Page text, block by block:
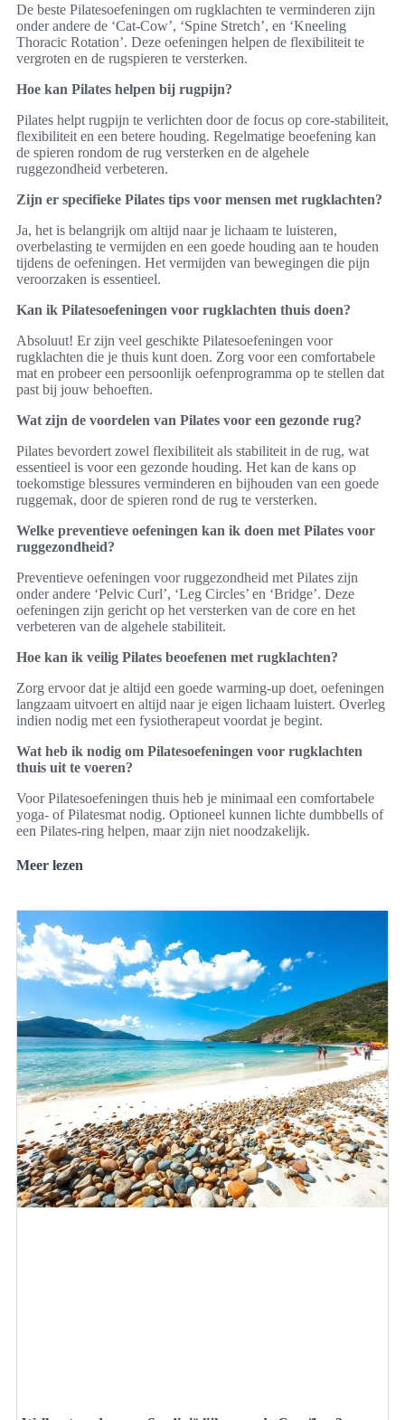
De beste Pilatesoefeningen om rugklachten te verminderen zijn
onder andere de ‘Cat-Cow’, ‘Spine Stretch’, en ‘Kneeling
Thoracic Rotation’. Deze oefeningen helpen de flexibiliteit te
vergroten en de rugspieren te versterken.
Hoe kan Pilates helpen bij rugpijn?
Pilates helpt rugpijn te verlichten door de focus op core-stabiliteit,
flexibiliteit en een betere houding. Regelmatige beoefening kan
de spieren rondom de rug versterken en de algehele
ruggezondheid verbeteren.
Zijn er specifieke Pilates tips voor mensen met rugklachten?
Ja, het is belangrijk om altijd naar je lichaam te luisteren,
overbelasting te vermijden en een goede houding aan te houden
tijdens de oefeningen. Het vermijden van bewegingen die pijn
veroorzaken is essentieel.
Kan ik Pilatesoefeningen voor rugklachten thuis doen?
Absoluut! Er zijn veel geschikte Pilatesoefeningen voor
rugklachten die je thuis kunt doen. Zorg voor een comfortabele
mat en probeer een persoonlijk oefenprogramma op te stellen dat
past bij jouw behoeften.
Wat zijn de voordelen van Pilates voor een gezonde rug?
Pilates bevordert zowel flexibiliteit als stabiliteit in de rug, wat
essentieel is voor een gezonde houding. Het kan de kans op
toekomstige blessures verminderen en bijhouden van een goede
ruggemak, door de spieren rond de rug te versterken.
Welke preventieve oefeningen kan ik doen met Pilates voor
ruggezondheid?
Preventieve oefeningen voor ruggezondheid met Pilates zijn
onder andere ‘Pelvic Curl’, ‘Leg Circles’ en ‘Bridge’. Deze
oefeningen zijn gericht op het versterken van de core en het
verbeteren van de algehele stabiliteit.
Hoe kan ik veilig Pilates beoefenen met rugklachten?
Zorg ervoor dat je altijd een goede warming-up doet, oefeningen
langzaam uitvoert en altijd naar je eigen lichaam luistert. Overleg
indien nodig met een fysiotherapeut voordat je begint.
Wat heb ik nodig om Pilatesoefeningen voor rugklachten
thuis uit te voeren?
Voor Pilatesoefeningen thuis heb je minimaal een comfortabele
yoga- of Pilatesmat nodig. Optioneel kunnen lichte dumbbells of
een Pilates-ring helpen, maar zijn niet noodzakelijk.
Meer lezen